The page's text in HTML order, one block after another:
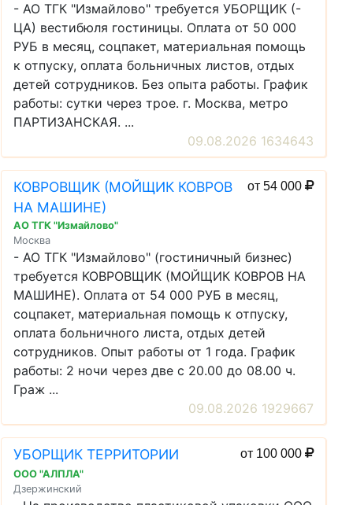
- АО ТГК "Измайлово" требуется УБОРЩИК (-
ЦА) вестибюля гостиницы. Оплата от 50 000
РУБ в месяц, соцпакет, материальная помощь
к отпуску, оплата больничных листов, отдых
детей сотрудников. Без опыта работы. График
работы: сутки через трое. г. Москва, метро
ПАРТИЗАНСКАЯ. ...
09.08.2026 1634643
КОВРОВЩИК (МОЙЩИК КОВРОВ
НА МАШИНЕ)
от 54 000
АО ТГК "Измайлово"
Москва
- АО ТГК "Измайлово" (гостиничный бизнес)
требуется КОВРОВЩИК (МОЙЩИК КОВРОВ НА
МАШИНЕ). Оплата от 54 000 РУБ в месяц,
соцпакет, материальная помощь к отпуску,
оплата больничного листа, отдых детей
сотрудников. Опыт работы от 1 года. График
работы: 2 ночи через две с 20.00 до 08.00 ч.
Граж ...
09.08.2026 1929667
УБОРЩИК ТЕРРИТОРИИ от 100 000
ООО "АЛПЛА"
Дзержинский